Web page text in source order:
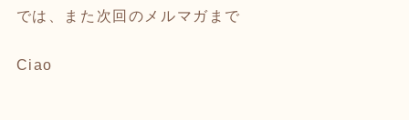
では、また次回のメルマガまで
Ciao